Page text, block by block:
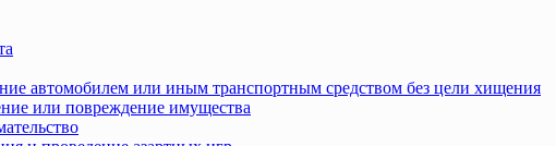
автомобилем или иным транспортным средством без цели хищения
или повреждение имущества